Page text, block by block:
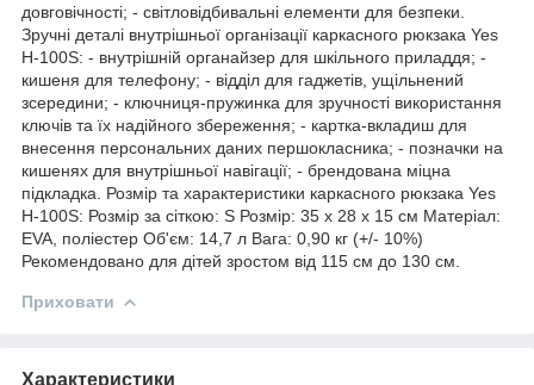
довговічності; - світловідбивальні елементи для безпеки.
Зручні деталі внутрішньої організації каркасного рюкзака Yes
H-100S: - внутрішній органайзер для шкільного приладдя; -
кишеня для телефону; - відділ для гаджетів, ущільнений
зсередини; - ключниця-пружинка для зручності використання
ключів та їх надійного збереження; - картка-вкладиш для
внесення персональних даних першокласника; - позначки на
кишенях для внутрішньої навігації; - брендована міцна
підкладка. Розмір та характеристики каркасного рюкзака Yes
H-100S: Розмір за сіткою: S Розмір: 35 х 28 х 15 см Матеріал:
EVA, поліестер Об'єм: 14,7 л Вага: 0,90 кг (+/- 10%)
Рекомендовано для дітей зростом від 115 см до 130 см.
Приховати
Характеристики